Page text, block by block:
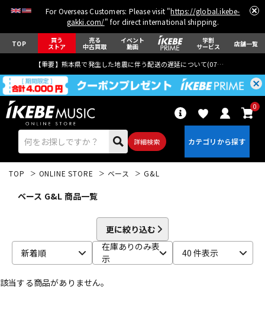
For Overseas Customers: Please visit "https://global.ikebe-
gakki.com/" for direct international shipping.
TOP 買う
ストア
売る
中古買取
イベント
動画
学割
サービス 店舗一覧
【重要】熊本県で発生した地震に伴う配送の遅延について(07月29日
詳細検索
0
エレキギター アコギ/エレアコ
ベース
TOP ONLINE STORE ベース G&L
ベース G&L 商品一覧
更に絞り込む
新着順
在庫ありのみ表
示
40 件表示
該当する商品がありません。